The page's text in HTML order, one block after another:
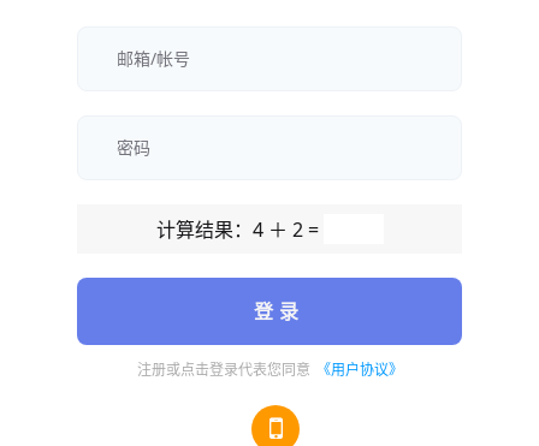
计算结果：4 ＋ 2 =
登 录
注册或点击登录代表您同意 《用户协议》